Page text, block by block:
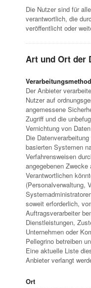
Die Nutzer sind für
verantwortlich, die
veröffentlicht oder
Art und Ort der
Der Anbieter
Nutzer auf
angemessene
Zugriff und die
Vernichtung von
Die
basierten Systemen
Verfahrensweisen
angegebenen
Verantwortlichen
(Personalverwaltung,
soweit erforderlich,
Auftragsverarbeiter
Dienstleistungen,
Unternehmen oder
Pellegrino betreiben
Eine aktuelle Liste
Anbieter verlangt
Ort